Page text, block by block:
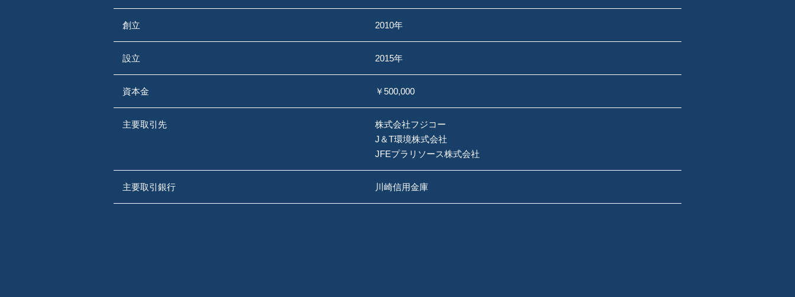
創立 2010年
設立 2015年
資本金 ￥500,000
主要取引先
株式会社フジコー
J＆T環境株式会社
JFEプラリソース株式会社
主要取引銀行 川崎信用金庫